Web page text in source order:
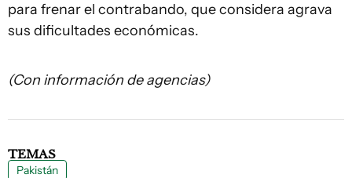
para frenar el contrabando, que considera agrava
sus dificultades económicas.
(Con información de agencias)
TEMAS
Pakistán